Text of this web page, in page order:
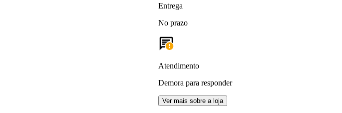
Entrega
No prazo
Atendimento
Demora para responder
Ver mais sobre a loja